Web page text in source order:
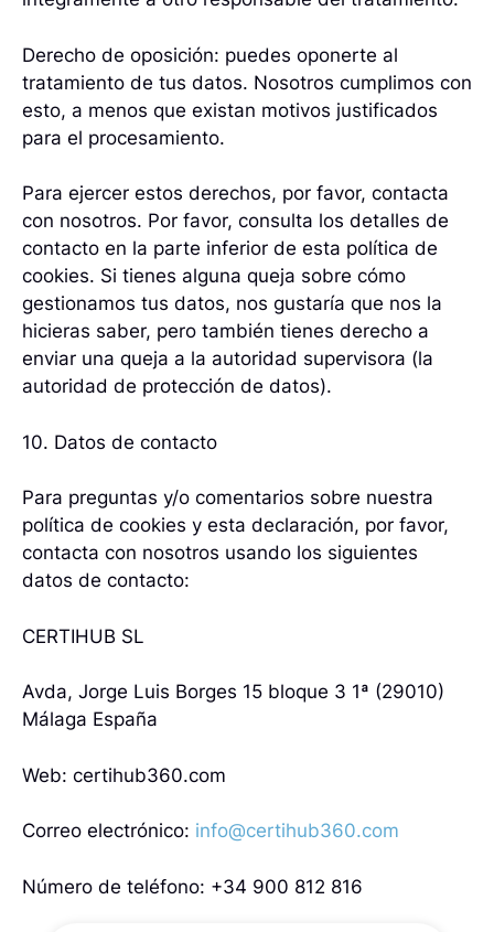
Derecho de oposición: puedes oponerte al
tratamiento de tus datos. Nosotros cumplimos con
esto, a menos que existan motivos justificados
para el procesamiento.
Para ejercer estos derechos, por favor, contacta
con nosotros. Por favor, consulta los detalles de
contacto en la parte inferior de esta política de
cookies. Si tienes alguna queja sobre cómo
gestionamos tus datos, nos gustaría que nos la
hicieras saber, pero también tienes derecho a
enviar una queja a la autoridad supervisora (la
autoridad de protección de datos).
10. Datos de contacto
Para preguntas y/o comentarios sobre nuestra
política de cookies y esta declaración, por favor,
contacta con nosotros usando los siguientes
datos de contacto:
CERTIHUB SL
Avda, Jorge Luis Borges 15 bloque 3 1ª (29010)
Málaga España
Web: certihub360.com
Correo electrónico: info@certihub360.com
Número de teléfono: +34 900 812 816